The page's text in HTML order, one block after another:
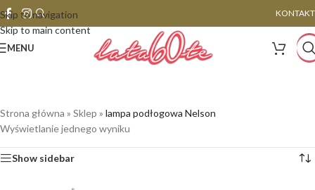
Skip to navigation
Skip to main content
KONTAKT
MENU
Strona główna » Sklep » lampa podłogowa Nelson
Wyświetlanie jednego wyniku
Show sidebar